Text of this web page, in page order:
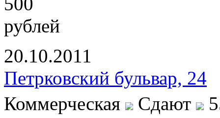
рублей
20.10.2011
Петрковский бульвар, 24
Коммерческая
Сдают